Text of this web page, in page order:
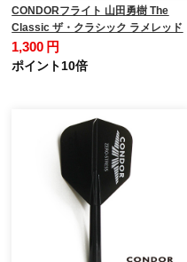
CONDORフライト 山田勇樹 The
Classic ザ・クラシック ラメレッド
1,300 円
ポイント10倍